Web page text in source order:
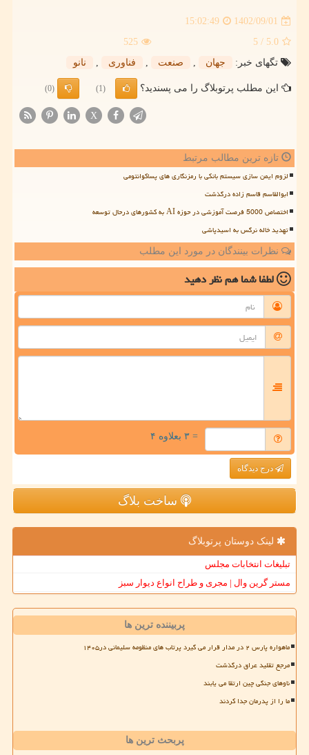
1402/09/01
15:02:49
5.0
/ 5
525
تگهای خبر:
جهان , صنعت , فناوری , نانو
این مطلب پرتوبلاگ را می پسندید؟ (1)
(0)
X
تازه ترین مطالب مرتبط
لزوم ایمن سازی سیستم بانکی با رمزنگاری های پساکوانتومی
ابوالقاسم قاسم زاده درگذشت
اختصاص 5000 فرصت آموزشی در حوزه AI به کشورهای درحال توسعه
تهدید خاله نرگس به اسیدپاشی
نظرات بینندگان در مورد این مطلب
لطفا شما همنظر دهید
= ۳ بعلاوه ۴
درج دیدگاه
ساخت بلاگ
لینک دوستان پرتوبلاگ
تبلیغات انتخابات مجلس
مستر گرین وال | مجری و طراح انواع دیوار سبز
پربیننده ترین ها
ماهواره پارس ۲ در مدار قرار می گیرد پرتاب های منظومه سلیمانی در۱۴۰۵
مرجع تقلید عراق درگذشت
ناوهای جنگی چین ارتقا می یابند
ما را از پدرمان جدا کردند
پربحث ترین ها